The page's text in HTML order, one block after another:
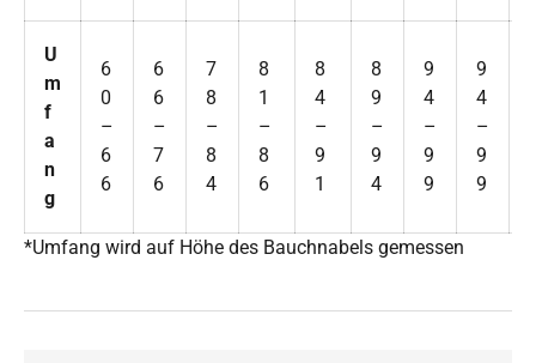
U
m
f
a
n
g
6
0
–
6
6
6
6
–
7
6
7
8
–
8
4
8
1
–
8
6
8
4
–
9
1
8
9
–
9
4
9
4
–
9
9
9
4
–
9
9
*Umfang wird auf Höhe des Bauchnabels gemessen